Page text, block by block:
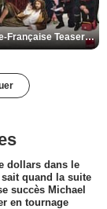
De la Comédie-Française Teaser VF
dollars dans le
quand la suite
succès Michael
en tournage